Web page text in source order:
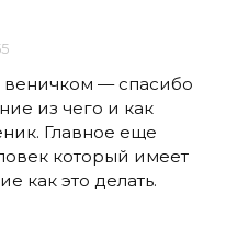
— спасибо
из чего и как
Главное еще
который имеет
как это делать.